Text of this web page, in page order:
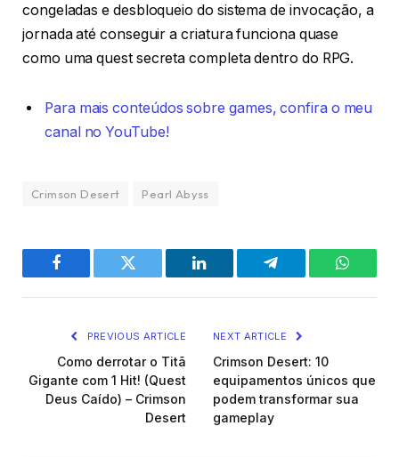
congeladas e desbloqueio do sistema de invocação, a
jornada até conseguir a criatura funciona quase
como uma quest secreta completa dentro do RPG.
Para mais conteúdos sobre games, confira o meu
canal no YouTube!
Crimson Desert Pearl Abyss
Facebook Twitter LinkedIn Telegram
PREVIOUS ARTICLE
Como derrotar o Titã
Gigante com 1 Hit! (Quest
Deus Caído) – Crimson
Desert
NEXT ARTICLE
Crimson Desert: 10
equipamentos únicos que
podem transformar sua
gameplay